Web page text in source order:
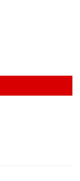
Ahohwa Hydration